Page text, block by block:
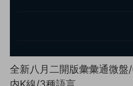
全新八月二開版彙彙通微